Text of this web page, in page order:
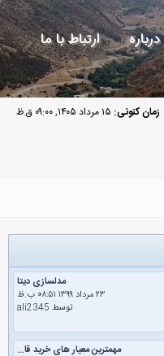
درباره ارتباط با ما
زمان کنونی: ۱۵ مرداد ۱۴۰۵, ۰۹:۰۰ ق.ظ
مدلسازی دیتا
۲۳ مرداد ۱۳۹۹ ۰۸:۵۱ ب.ظ
توسط ali2345
مهمترین معیار های خرید قا...